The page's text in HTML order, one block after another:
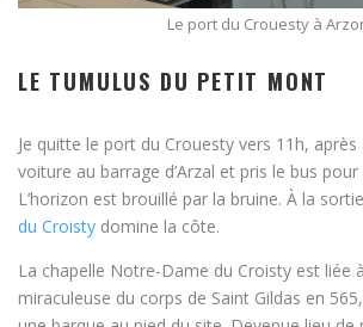
Le port du Crouesty à
LE TUMULUS DU PETIT MONT
Je quitte le port du Crouesty vers 11h,
voiture au barrage d’Arzal et pris le bus
L’horizon est brouillé par la bruine. À la
du Croisty domine la côte.
La chapelle Notre-Dame du Croisty est liée
miraculeuse du corps de Saint Gildas en